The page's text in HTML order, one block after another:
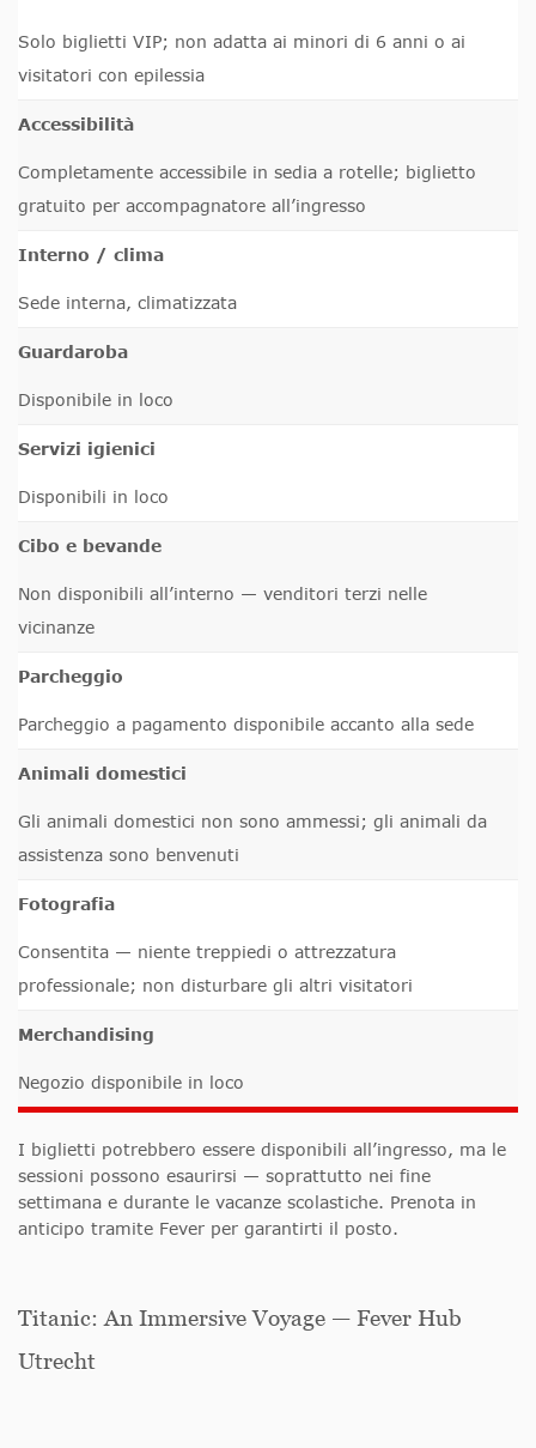
Solo biglietti VIP; non adatta ai minori di 6 anni o ai
visitatori con epilessia
Accessibilità
Completamente accessibile in sedia a rotelle; biglietto
gratuito per accompagnatore all’ingresso
Interno / clima
Sede interna, climatizzata
Guardaroba
Disponibile in loco
Servizi igienici
Disponibili in loco
Cibo e bevande
Non disponibili all’interno — venditori terzi nelle
vicinanze
Parcheggio
Parcheggio a pagamento disponibile accanto alla sede
Animali domestici
Gli animali domestici non sono ammessi; gli animali da
assistenza sono benvenuti
Fotografia
Consentita — niente treppiedi o attrezzatura
professionale; non disturbare gli altri visitatori
Merchandising
Negozio disponibile in loco
I biglietti potrebbero essere disponibili all’ingresso, ma le
sessioni possono esaurirsi — soprattutto nei fine
settimana e durante le vacanze scolastiche. Prenota in
anticipo tramite Fever per garantirti il posto.
Titanic: An Immersive Voyage — Fever Hub
Utrecht